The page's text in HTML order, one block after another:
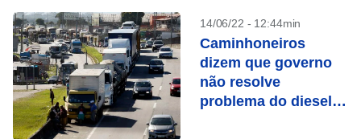
14/06/22 - 12:44min
Caminhoneiros
dizem que governo
não resolve
problema do diesel e